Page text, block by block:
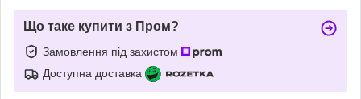
Що таке купити з Пром?
Замовлення під захистом
Доступна доставка